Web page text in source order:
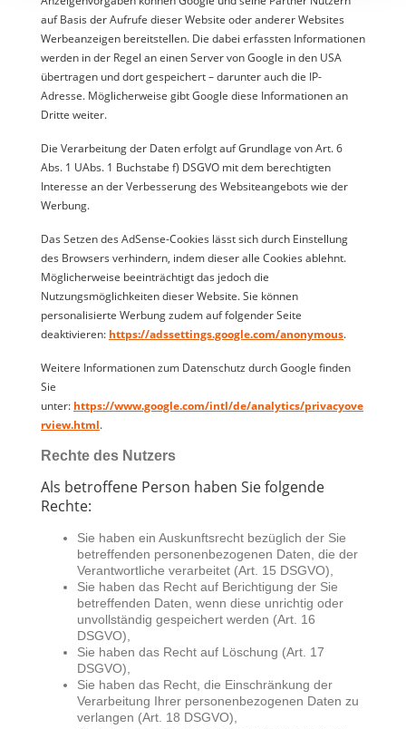
auf Basis der Aufrufe dieser Website oder anderer Websites
Werbeanzeigen bereitstellen. Die dabei erfassten Informationen
werden in der Regel an einen Server von Google in den USA
übertragen und dort gespeichert – darunter auch die IP-
Adresse. Möglicherweise gibt Google diese Informationen an
Dritte weiter.
Die Verarbeitung der Daten erfolgt auf Grundlage von Art. 6
Abs. 1 UAbs. 1 Buchstabe f) DSGVO mit dem berechtigten
Interesse an der Verbesserung des Websiteangebots wie der
Werbung.
Das Setzen des AdSense-Cookies lässt sich durch Einstellung
des Browsers verhindern, indem dieser alle Cookies ablehnt.
Möglicherweise beeinträchtigt das jedoch die
Nutzungsmöglichkeiten dieser Website. Sie können
personalisierte Werbung zudem auf folgender Seite
deaktivieren: https://adssettings.google.com/anonymous.
Weitere Informationen zum Datenschutz durch Google finden
Sie
unter: https://www.google.com/intl/de/analytics/privacyove
rview.html.
Rechte des Nutzers
Als betroffene Person haben Sie folgende
Rechte:
Sie haben ein Auskunftsrecht bezüglich der Sie
betreffenden personenbezogenen Daten, die der
Verantwortliche verarbeitet (Art. 15 DSGVO),
Sie haben das Recht auf Berichtigung der Sie
betreffenden Daten, wenn diese unrichtig oder
unvollständig gespeichert werden (Art. 16
DSGVO),
Sie haben das Recht auf Löschung (Art. 17
DSGVO),
Sie haben das Recht, die Einschränkung der
Verarbeitung Ihrer personenbezogenen Daten zu
verlangen (Art. 18 DSGVO),